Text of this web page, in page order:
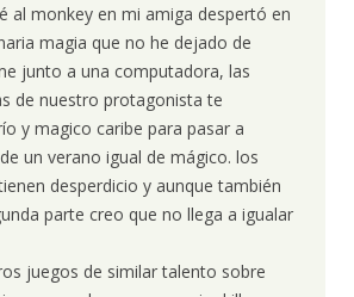
al monkey en mi amiga despertó en
magia que no he dejado de
junto a una computadora, las
de nuestro protagonista te
y magico caribe para pasar a
un verano igual de mágico. los
desperdicio y aunque también
parte creo que no llega a igualar
juegos de similar talento sobre